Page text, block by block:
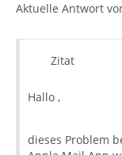
Aktuelle Antwort
Zitat
Hallo ,
dieses Problem